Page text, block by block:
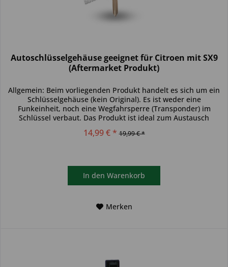
Autoschlüsselgehäuse geeignet für Citroen mit SX9
(Aftermarket Produkt)
Allgemein: Beim vorliegenden Produkt handelt es sich um ein
Schlüsselgehäuse (kein Original). Es ist weder eine
Funkeinheit, noch eine Wegfahrsperre (Transponder) im
Schlüssel verbaut. Das Produkt ist ideal zum Austausch
14,99 € * 19,99 € *
In den Warenkorb
Merken